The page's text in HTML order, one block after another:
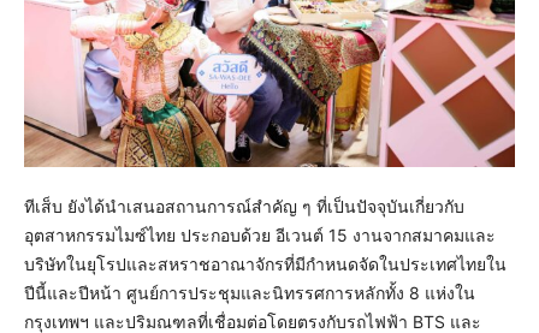
ทีเส็บ ยังได้นำเสนอสถานการณ์สำคัญ ๆ ที่เป็นปัจจุบันเกี่ยวกับ
อุตสาหกรรมไมซ์ไทย ประกอบด้วย อีเวนต์ 15 งานจากสมาคมและ
บริษัทในยุโรปและสหราชอาณาจักรที่มีกำหนดจัดในประเทศไทยใน
ปีนี้และปีหน้า ศูนย์การประชุมและนิทรรศการหลักทั้ง 8 แห่งใน
กรุงเทพฯ และปริมณฑลที่เชื่อมต่อโดยตรงกับรถไฟฟ้า BTS และ